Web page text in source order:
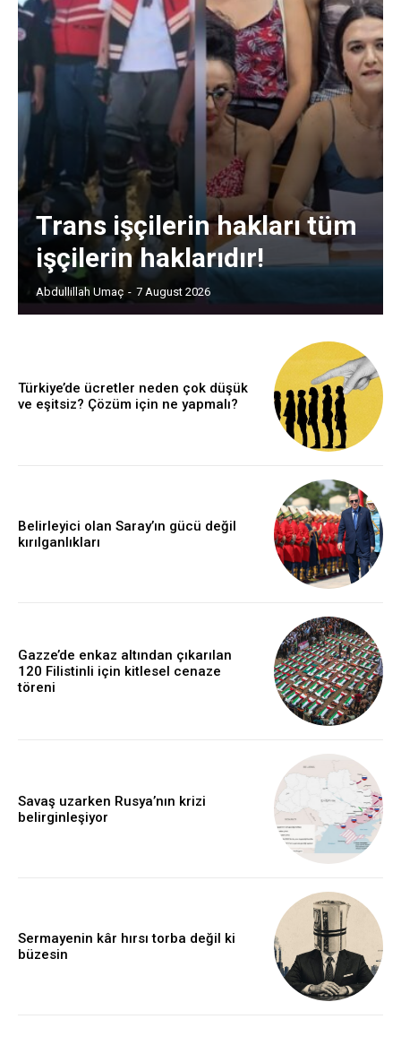
Trans işçilerin hakları tüm
işçilerin haklarıdır!
Abdullillah Umaç - 7 August 2026
Türkiye’de ücretler neden çok düşük
ve eşitsiz? Çözüm için ne yapmalı?
Belirleyici olan Saray’ın gücü değil
kırılganlıkları
Gazze’de enkaz altından çıkarılan
120 Filistinli için kitlesel cenaze
töreni
Savaş uzarken Rusya’nın krizi
belirginleşiyor
Sermayenin kâr hırsı torba değil ki
büzesin